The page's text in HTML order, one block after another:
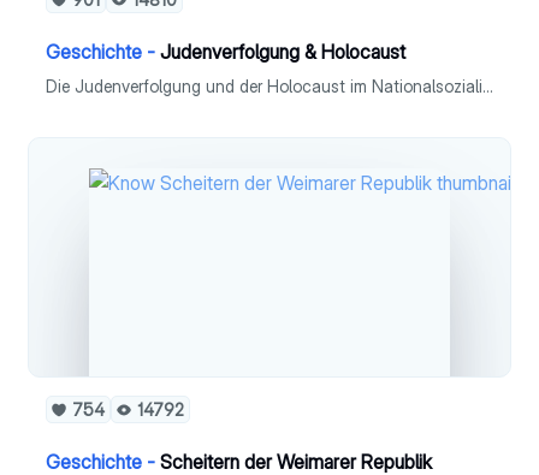
Geschichte - Judenverfolgung & Holocaust
Die Judenverfolgung und der Holocaust im Nationalsozialismus erklärt.
754 14792
Geschichte - Scheitern der Weimarer Republik